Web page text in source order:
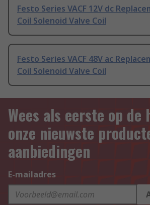
Festo Series VACF 12V dc
Coil Solenoid Valve Coil
Festo Series VACF 48V ac
Coil Solenoid Valve Coil
Wees als eerste op de
onze nieuwste
aanbiedingen
E-mailadres